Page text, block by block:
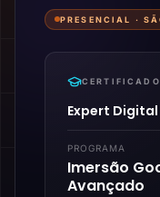
PRESENCIAL ·
Expert Digital
PROGRAMA
Imersão
Avançado